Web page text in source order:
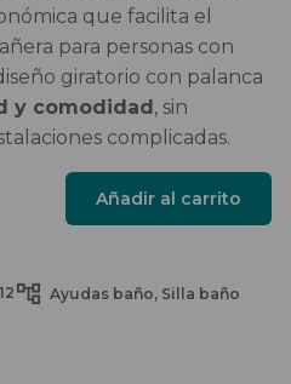
que facilita el
para personas con
giratorio con palanca
y comodidad , sin
complicadas.
Añadir al carrito
Ayudas baño Silla baño